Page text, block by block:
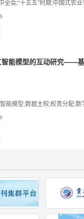
五五”时期;中国式农业农村现代化;新型农村
智能模型的互动研究——
能模型;数据主权;权责分配;数